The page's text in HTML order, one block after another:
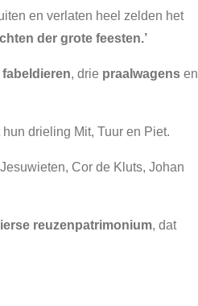
en verlaten heel zelden het
der grote feesten.’
fabeldieren, drie praalwagens en
drieling Mit, Tuur en Piet.
Cor de Kluts, Johan
reuzenpatrimonium, dat